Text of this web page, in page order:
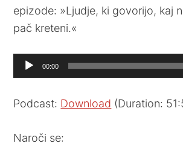
epizode: »Ljudje, ki govorijo, kaj
pač kreteni.«
Audio
Player
00:00
Podcast: Download (Duration:
Naroči se: